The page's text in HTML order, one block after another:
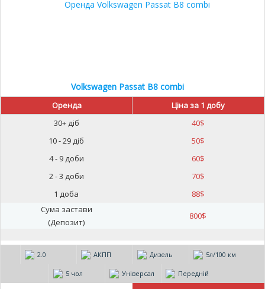
Volkswagen Passat B8 combi
Оренда
Ціна за 1 добу
30+ діб
40$
10 - 29 діб
50$
4 - 9 доби
60$
2 - 3 доби
70$
1 доба
88$
Сума застави
(Депозит)
800$
2.0 АКПП Дизель 5л/100 км
5 чол Універсал Передній